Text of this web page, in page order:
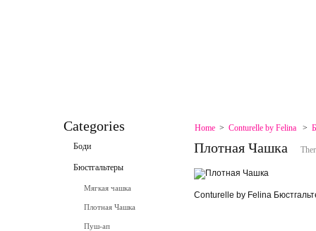
Categories
Боди
Бюстгальтеры
Мягкая чашка
Плотная Чашка
Пуш-ап
Home > Conturelle by Felina >
Плотная Чашка
Conturelle by Felina